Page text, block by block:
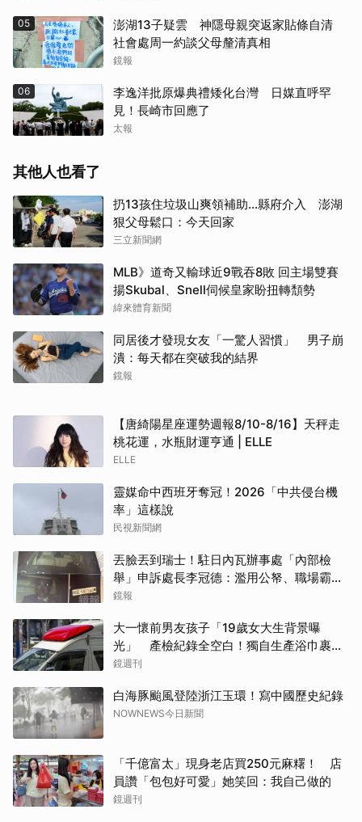
05
澎湖13子疑雲 神隱母親突返家貼條自清
社會處周一約談父母釐清真相
鏡報
06
李逸洋批原爆典禮矮化台灣 日媒直呼罕
見！長崎市回應了
太報
其他人也看了
扔13孩住垃圾山爽領補助…縣府介入 澎湖
狠父母鬆口：今天回家
三立新聞網
MLB》道奇又輸球近9戰吞8敗 回主場雙賽
揚Skubal、Snell伺候皇家盼扭轉頹勢
緯來體育新聞
同居後才發現女友「一驚人習慣」 男子崩
潰：每天都在突破我的結界
鏡報
【唐綺陽星座運勢週報8/10-8/16】天秤走
桃花運，水瓶財運亨通 | ELLE
ELLE
靈媒命中西班牙奪冠！2026「中共侵台機
率」這樣說
民視新聞網
丟臉丟到瑞士！駐日內瓦辦事處「內部檢
舉」申訴處長李冠德：濫用公帑、職場霸
凌、超速仔拒繳罰單 外交部要查了
鏡報
大一懷前男友孩子「19歲女大生背景曝
光」 產檢紀錄全空白！獨自生產浴巾裹嬰
屍藏家5天
鏡週刊
白海豚颱風登陸浙江玉環！寫中國歷史紀錄
NOWNEWS今日新聞
「千億富太」現身老店買250元麻糬！ 店
員讚「包包好可愛」她笑回：我自己做的
鏡週刊